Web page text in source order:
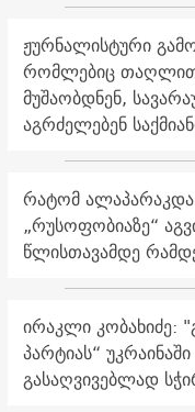
ჟურნალისტური
რომლებიც
მუშაობდნენ,
აგრძელებენ
რატომ ალაპარაკდა
„რუსოფობიაზე“
წლისთავამდე
ირაკლი
პარტიას“
გასაღვივებლად